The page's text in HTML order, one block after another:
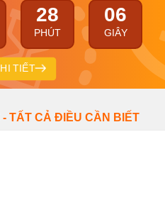
28
PHÚT
06
GIÂY
TIẾT
TẤT CẢ ĐIỀU CẦN BIẾT